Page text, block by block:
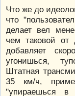
Что же до
что
делает вел
чем таковой
добавляет
угонишься,
Штатная
35 км/ч,
"упираешься